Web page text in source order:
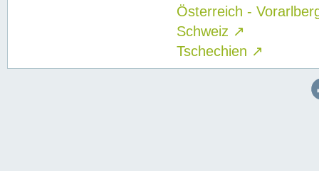
Österreich -
Schweiz ↗
Tschechien ↗